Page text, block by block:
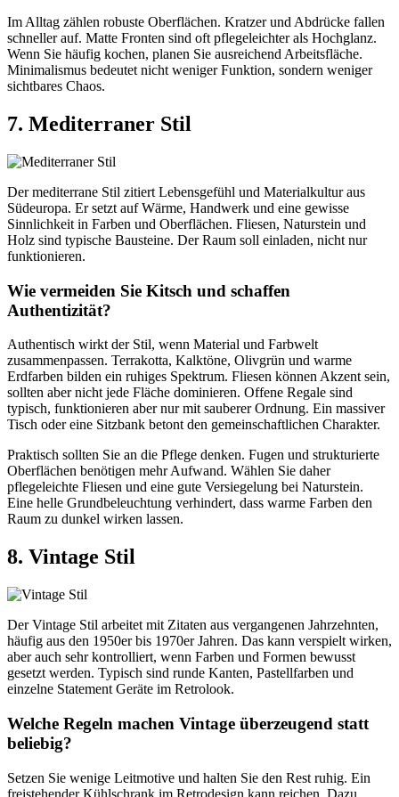
Im Alltag zählen robuste Oberflächen. Kratzer und Abdrücke fallen
schneller auf. Matte Fronten sind oft pflegeleichter als Hochglanz.
Wenn Sie häufig kochen, planen Sie ausreichend Arbeitsfläche.
Minimalismus bedeutet nicht weniger Funktion, sondern weniger
sichtbares Chaos.
7. Mediterraner Stil
Der mediterrane Stil zitiert Lebensgefühl und Materialkultur aus
Südeuropa. Er setzt auf Wärme, Handwerk und eine gewisse
Sinnlichkeit in Farben und Oberflächen. Fliesen, Naturstein und
Holz sind typische Bausteine. Der Raum soll einladen, nicht nur
funktionieren.
Wie vermeiden Sie Kitsch und schaffen
Authentizität?
Authentisch wirkt der Stil, wenn Material und Farbwelt
zusammenpassen. Terrakotta, Kalktöne, Olivgrün und warme
Erdfarben bilden ein ruhiges Spektrum. Fliesen können Akzent sein,
sollten aber nicht jede Fläche dominieren. Offene Regale sind
typisch, funktionieren aber nur mit sauberer Ordnung. Ein massiver
Tisch oder eine Sitzbank betont den gemeinschaftlichen Charakter.
Praktisch sollten Sie an die Pflege denken. Fugen und strukturierte
Oberflächen benötigen mehr Aufwand. Wählen Sie daher
pflegeleichte Fliesen und eine gute Versiegelung bei Naturstein.
Eine helle Grundbeleuchtung verhindert, dass warme Farben den
Raum zu dunkel wirken lassen.
8. Vintage Stil
Der Vintage Stil arbeitet mit Zitaten aus vergangenen Jahrzehnten,
häufig aus den 1950er bis 1970er Jahren. Das kann verspielt wirken,
aber auch sehr kontrolliert, wenn Farben und Formen bewusst
gesetzt werden. Typisch sind runde Kanten, Pastellfarben und
einzelne Statement Geräte im Retrolook.
Welche Regeln machen Vintage überzeugend statt
beliebig?
Setzen Sie wenige Leitmotive und halten Sie den Rest ruhig. Ein
freistehender Kühlschrank im Retrodesign kann reichen. Dazu